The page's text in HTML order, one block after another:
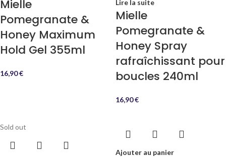
Mielle
Pomegranate &
Honey Maximum
Hold Gel 355ml
16,90€
Lire la suite
Mielle
Pomegranate &
Honey Spray
rafraîchissant pour
boucles 240ml
16,90€
Sold out
Ajouter au panier